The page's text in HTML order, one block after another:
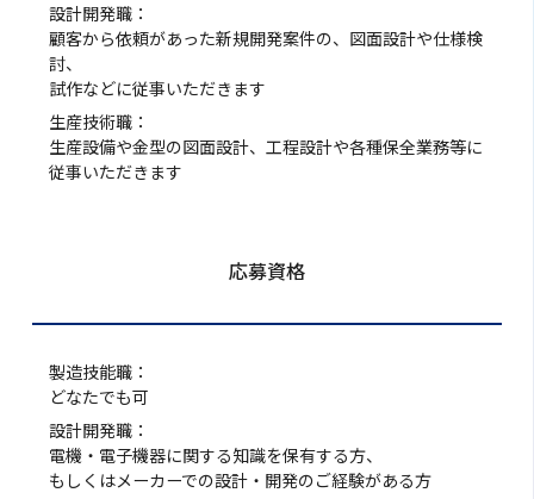
設計開発職：
顧客から依頼があった新規開発案件の、図面設計や仕様検
討、
試作などに従事いただきます
生産技術職：
生産設備や金型の図面設計、工程設計や各種保全業務等に
従事いただきます
応募資格
製造技能職：
どなたでも可
設計開発職：
電機・電子機器に関する知識を保有する方、
もしくはメーカーでの設計・開発のご経験がある方